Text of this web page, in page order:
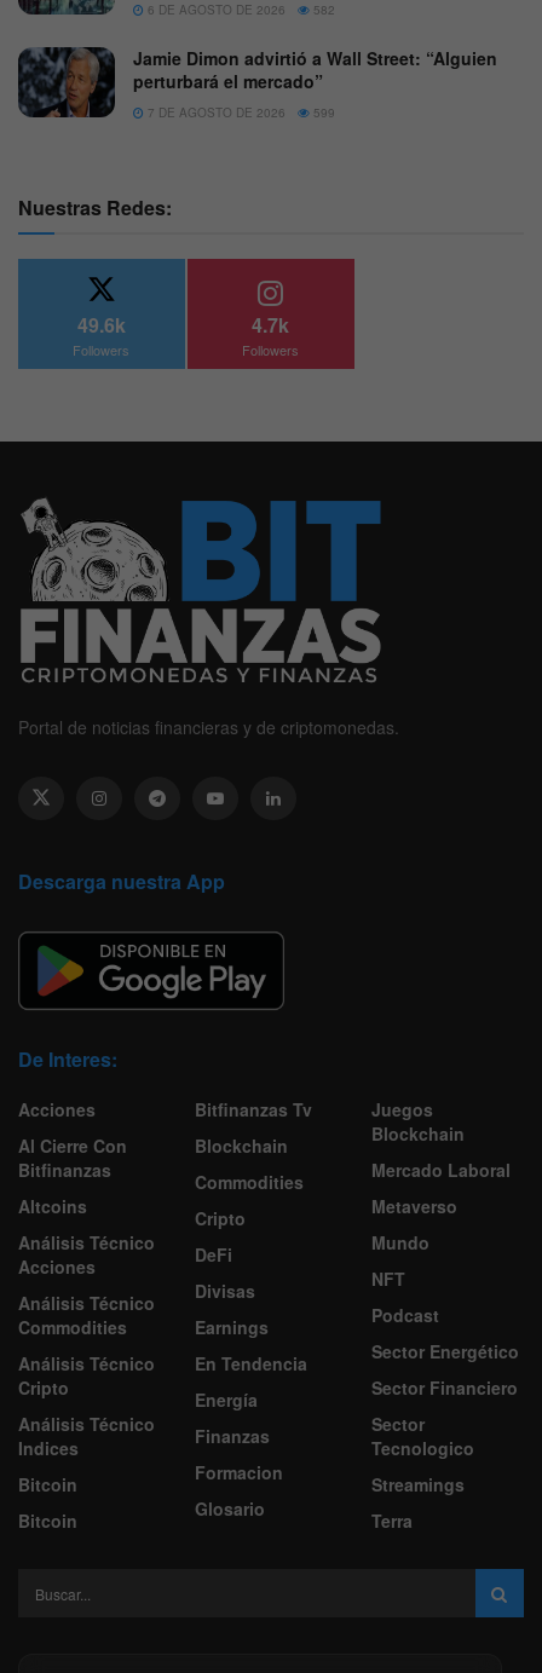
6 DE AGOSTO DE 2026 582
Jamie Dimon advirtió a Wall Street: “Alguien
perturbará el mercado”
7 DE AGOSTO DE 2026 599
Nuestras Redes:
49.6k
Followers
4.7k
Followers
Portal de noticias financieras y de criptomonedas.
Descarga nuestra App
De Interes:
Acciones
Al Cierre Con
Bitfinanzas
Altcoins
Análisis Técnico
Acciones
Análisis Técnico
Commodities
Análisis Técnico
Cripto
Análisis Técnico
Indices
Bitcoin
Bitcoin
Bitfinanzas Tv
Blockchain
Commodities
Cripto
DeFi
Divisas
Earnings
En Tendencia
Energía
Finanzas
Formacion
Glosario
Juegos
Blockchain
Mercado Laboral
Metaverso
Mundo
NFT
Podcast
Sector Energético
Sector Financiero
Sector
Tecnologico
Streamings
Terra